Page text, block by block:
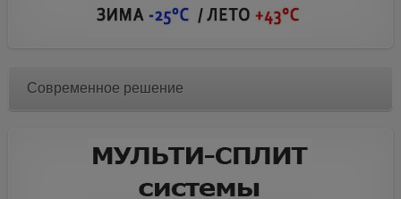
Современное решение